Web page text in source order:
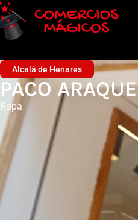
Alcalá de Henares
PACO ARAQUE
Ropa